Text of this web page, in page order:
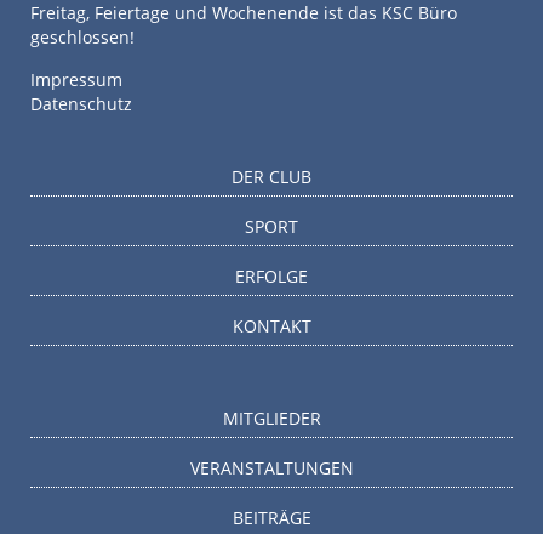
Freitag, Feiertage und Wochenende ist das KSC Büro
geschlossen!
Impressum
Datenschutz
DER CLUB
SPORT
ERFOLGE
KONTAKT
MITGLIEDER
VERANSTALTUNGEN
BEITRÄGE